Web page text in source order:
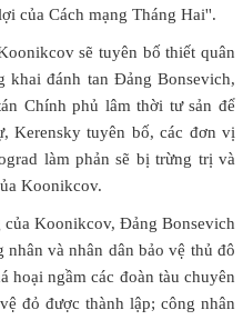
của Cách mạng Tháng Hai''.
sẽ tuyên bố thiết quân
khai đánh tan Đảng Bonsevich,
Chính phủ lâm thời tư sản để
Kerensky tuyên bố, các đơn vị
làm phản sẽ bị trừng trị và
Koonikcov.
Koonikcov, Đảng Bonsevich
và nhân dân bảo vệ thủ đô
hoại ngầm các đoàn tàu chuyên
đỏ được thành lập; công nhân